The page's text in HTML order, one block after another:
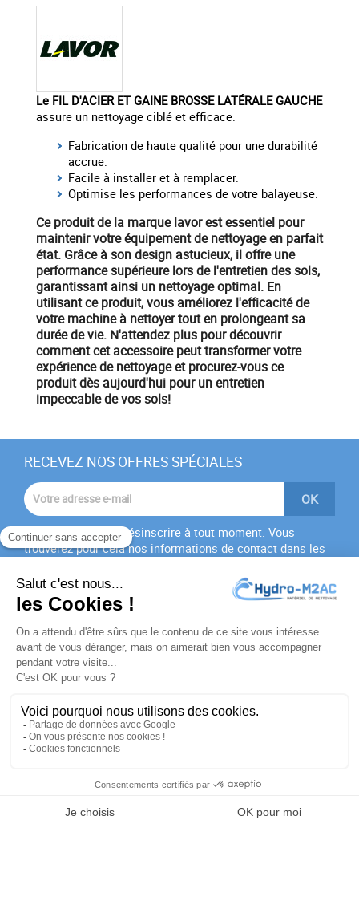
Le FIL D'ACIER ET GAINE BROSSE LATÉRALE GAUCHE
assure un nettoyage ciblé et efficace.
Fabrication de haute qualité pour une durabilité
accrue.
Facile à installer et à remplacer.
Optimise les performances de votre balayeuse.
Ce produit de la marquelavorest essentiel pour
maintenir votreéquipementde nettoyageen parfait
état. Grâce à son design astucieux, il offre une
performance supérieure lors de l'entretien des sols,
garantissant ainsi un nettoyage optimal. En
utilisant ce produit, vous améliorez l'efficacité de
votre machine à nettoyer tout en prolongeant sa
durée de vie. N'attendez plus pour découvrir
comment cet accessoire peut transformer votre
expérience de nettoyage et procurez-vous ce
produit dès aujourd'hui pour un entretien
impeccable de vos sols!
RECEVEZ NOS OFFRES SPÉCIALES
Vous pouvez vous désinscrire à tout moment. Vous
trouverez pour cela nos informations de contact dans les
J'accepte lesconditions générales
politique de
confidentialité
PRODUITS
NOTRE SOCIÉTÉ
VOTRE COMPTE